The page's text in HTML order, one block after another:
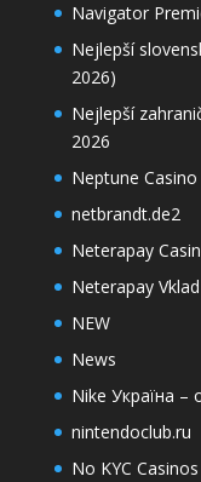
Navigator
Nejlepší
2026)
Nejlepší
2026
Neptune Casino
netbrandt.de2
Neterapay
Neterapay
NEW
News
Nike Україна –
nintendoclub.ru
No KYC Casinos